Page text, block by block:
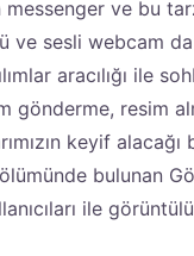
messenger ve bu
ve sesli webcam
aracılığı ile
gönderme, resim
keyif
bulunan
ile